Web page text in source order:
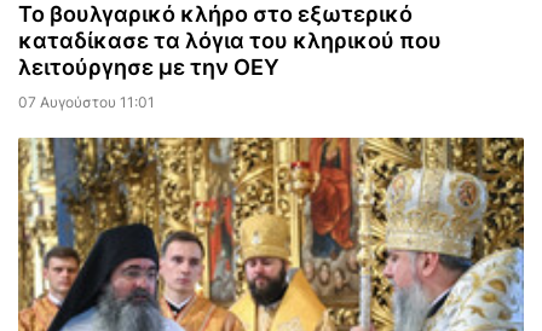
Το βουλγαρικό κλήρο στο εξωτερικό
καταδίκασε τα λόγια του κληρικού που
λειτούργησε με την ΟΕΥ
07 Αυγούστου 11:01